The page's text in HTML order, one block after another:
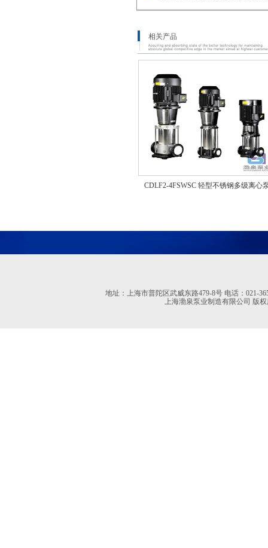
相关产品
CDLF2-4FSWSC 轻型不锈钢多级离心
地址：上海市普陀区武威东路479-8号 电话：021-
上海渤泉泵业制造有限公司 版